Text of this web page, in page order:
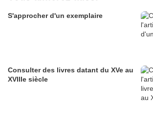
S'approcher d'un exemplaire
Consulter des livres datant du XVe au
XVIIIe siècle